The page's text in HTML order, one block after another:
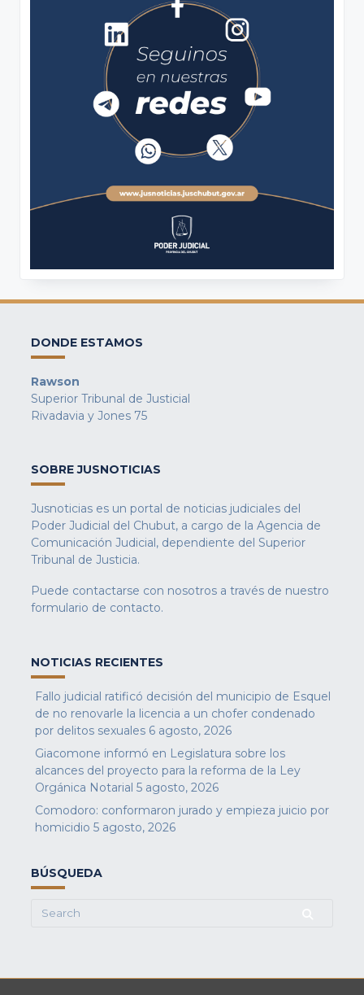
DONDE ESTAMOS
Rawson
Superior Tribunal de Justicial
Rivadavia y Jones 75
SOBRE JUSNOTICIAS
Jusnoticias es un portal de noticias judiciales del
Poder Judicial del Chubut, a cargo de la Agencia de
Comunicación Judicial, dependiente del Superior
Tribunal de Justicia.
Puede contactarse con nosotros a través de nuestro
formulario de contacto.
NOTICIAS RECIENTES
Fallo judicial ratificó decisión del municipio de Esquel
de no renovarle la licencia a un chofer condenado
por delitos sexuales 6 agosto, 2026
Giacomone informó en Legislatura sobre los
alcances del proyecto para la reforma de la Ley
Orgánica Notarial 5 agosto, 2026
Comodoro: conformaron jurado y empieza juicio por
homicidio 5 agosto, 2026
BÚSQUEDA
Search